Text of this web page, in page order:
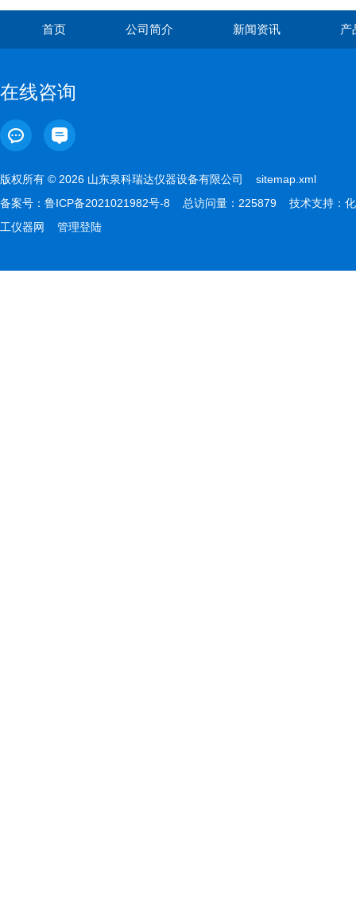
首页 公司简介 新闻资讯 产
在线咨询
版权所有 © 2026 山东泉科瑞达仪器设备有限公司 sitemap.xml
备案号： 鲁ICP备2021021982号-8 总访问量：225879 技术支持： 化
工仪器网
管理登陆